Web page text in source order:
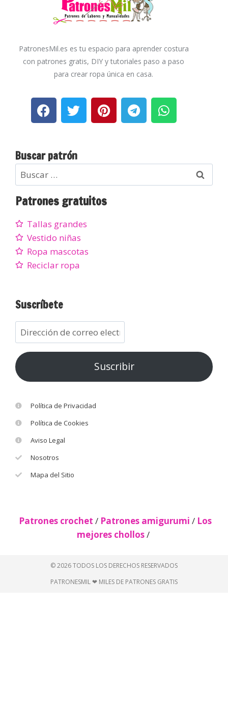
PatronesMil.es es tu espacio para aprender costura
con patrones gratis, DIY y tutoriales paso a paso
para crear ropa única en casa.
Buscar patrón
Patrones gratuitos
Tallas grandes
Vestido niñas
Ropa mascotas
Reciclar ropa
Suscríbete
Suscribir
Política de Privacidad
Política de Cookies
Aviso Legal
Nosotros
Mapa del Sitio
Patrones crochet / Patrones amigurumi / Los
mejores chollos/
© 2026 TODOS LOS DERECHOS RESERVADOS
PATRONESMIL ❤ MILES DE PATRONES GRATIS